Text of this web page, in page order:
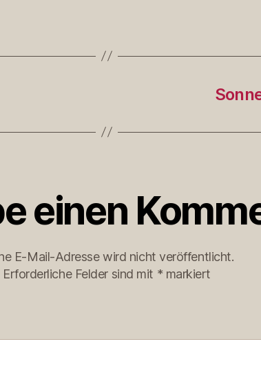
einen
E-Mail-Adresse wird nicht veröffentlicht.
Erforderliche Felder sind mit * markiert